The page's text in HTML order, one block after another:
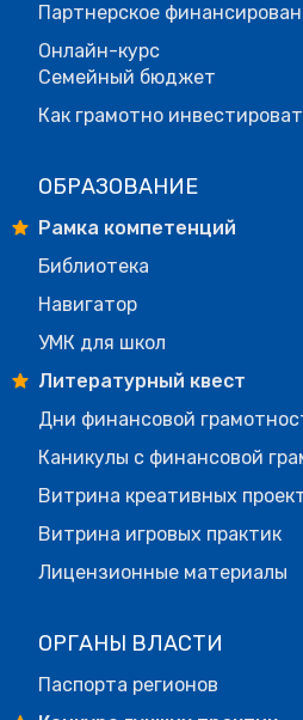
Партнерское
Онлайн-курс
Семейный бюджет
Как грамотно
ОБРАЗОВАНИЕ
Рамка компетенций
Библиотека
Навигатор
УМК для школ
Литературный квест
Дни финансовой
Каникулы с финансовой
Витрина креативных
Витрина игровых практик
Лицензионные материалы
ОРГАНЫ ВЛАСТИ
Паспорта регионов